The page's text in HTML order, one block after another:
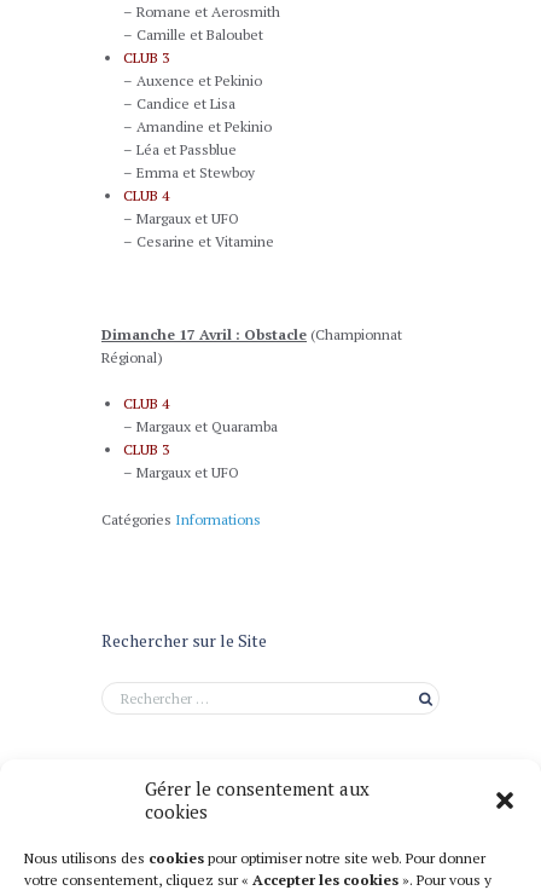
Gérer le consentement aux
cookies
Nous utilisons des cookies pour optimiser notre site web. Pour donner
votre consentement, cliquez sur « Accepter les cookies ». Pour vous y
– Romane et Aerosmith
– Camille et Baloubet
CLUB 3
– Auxence et Pekinio
– Candice et Lisa
– Amandine et Pekinio
– Léa et Passblue
– Emma et Stewboy
CLUB 4
– Margaux et UFO
– Cesarine et Vitamine
Dimanche 17 Avril : Obstacle (Championnat
Régional)
CLUB 4
– Margaux et Quaramba
CLUB 3
– Margaux et UFO
Catégories Informations
Rechercher sur le Site